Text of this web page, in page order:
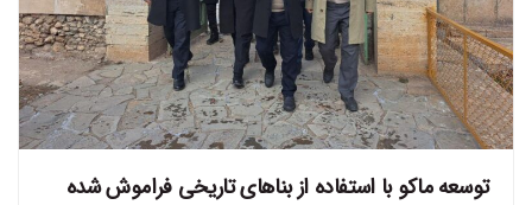
توسعه ماکو با استفاده از بنا‌های تاریخی فراموش شده